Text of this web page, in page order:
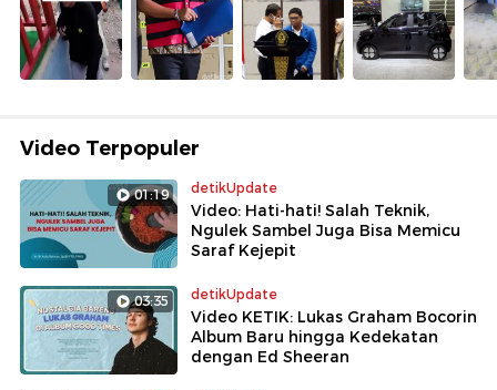
Video Terpopuler
01:19 detikUpdate
Video: Hati-hati! Salah Teknik,
Ngulek Sambel Juga Bisa Memicu
Saraf Kejepit
03:35 detikUpdate
Video KETIK: Lukas Graham Bocorin
Album Baru hingga Kedekatan
dengan Ed Sheeran